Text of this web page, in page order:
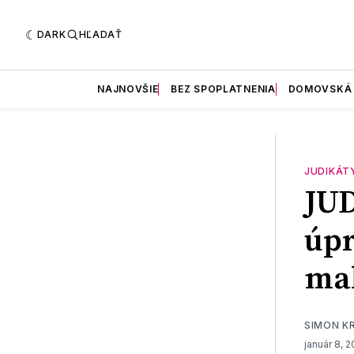
DARK HĽADAŤ
NAJNOVŠIE BEZ SPOPLATNENIA
SIMON
január 8,